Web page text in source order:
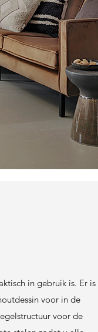
in gebruik is. Er is
voor in de
voor de